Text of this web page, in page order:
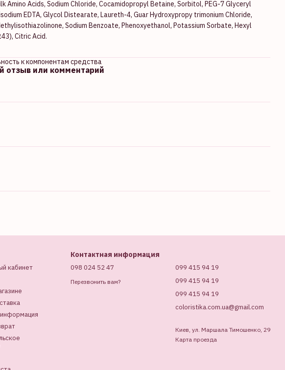
Amino Acids, Sodium Chloride, Cocamidopropyl Betaine, Sorbitol, PEG-7 Glyceryl
EDTA, Glycol Distearate, Laureth-4, Guar Hydroxypropy trimonium Chloride,
Sodium Benzoate, Phenoxyethanol, Potassium Sorbate, Hexyl
Citric Acid.
к компонентам средства
отзыв или комментарий
кабинет
Контактная информация
098 024 52 47
Перезвонить вам?
099 415 94 19
099 415 94 19
099 415 94 19
coloristika.com.ua@gmail.com
Киев, ул. Маршала Тимошенко, 29
Карта проезда